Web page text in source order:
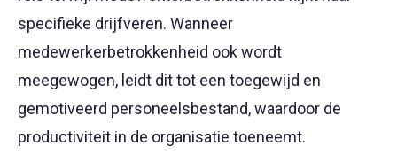
specifieke drijfveren. Wanneer
medewerkerbetrokkenheid ook wordt
meegewogen, leidt dit tot een toegewijd en
gemotiveerd personeelsbestand, waardoor de
productiviteit in de organisatie toeneemt.